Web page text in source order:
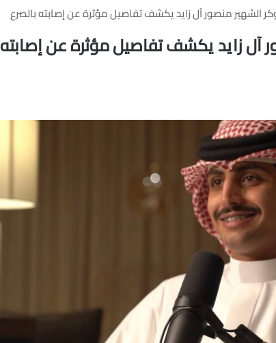
الشهير منصور آل زايد يكشف تفاصيل مؤثرة عن إصابته بالصرع
آل زايد يكشف تفاصيل مؤثرة عن إصابته